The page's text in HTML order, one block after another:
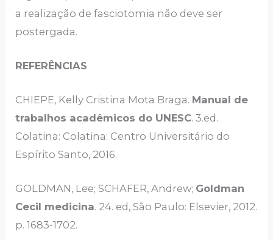
a realização de fasciotomia não deve ser
postergada.
REFERÊNCIAS
CHIEPE, Kelly Cristina Mota Braga. Manual de
trabalhos acadêmicos do UNESC. 3.ed.
Colatina: Colatina: Centro Universitário do
Espírito Santo, 2016.
GOLDMAN, Lee; SCHAFER, Andrew; Goldman
Cecil medicina. 24. ed, São Paulo: Elsevier, 2012.
p. 1683-1702.